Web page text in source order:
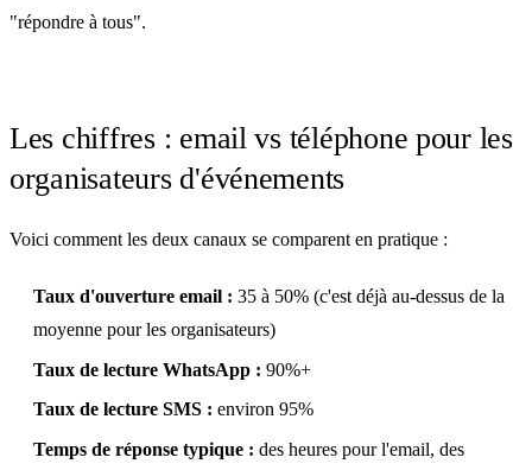
"répondre à tous".
Les chiffres : email vs téléphone pour les
organisateurs d'événements
Voici comment les deux canaux se comparent en pratique :
Taux d'ouverture email : 35 à 50% (c'est déjà au-dessus de la
moyenne pour les organisateurs)
Taux de lecture WhatsApp : 90%+
Taux de lecture SMS : environ 95%
Temps de réponse typique : des heures pour l'email, des